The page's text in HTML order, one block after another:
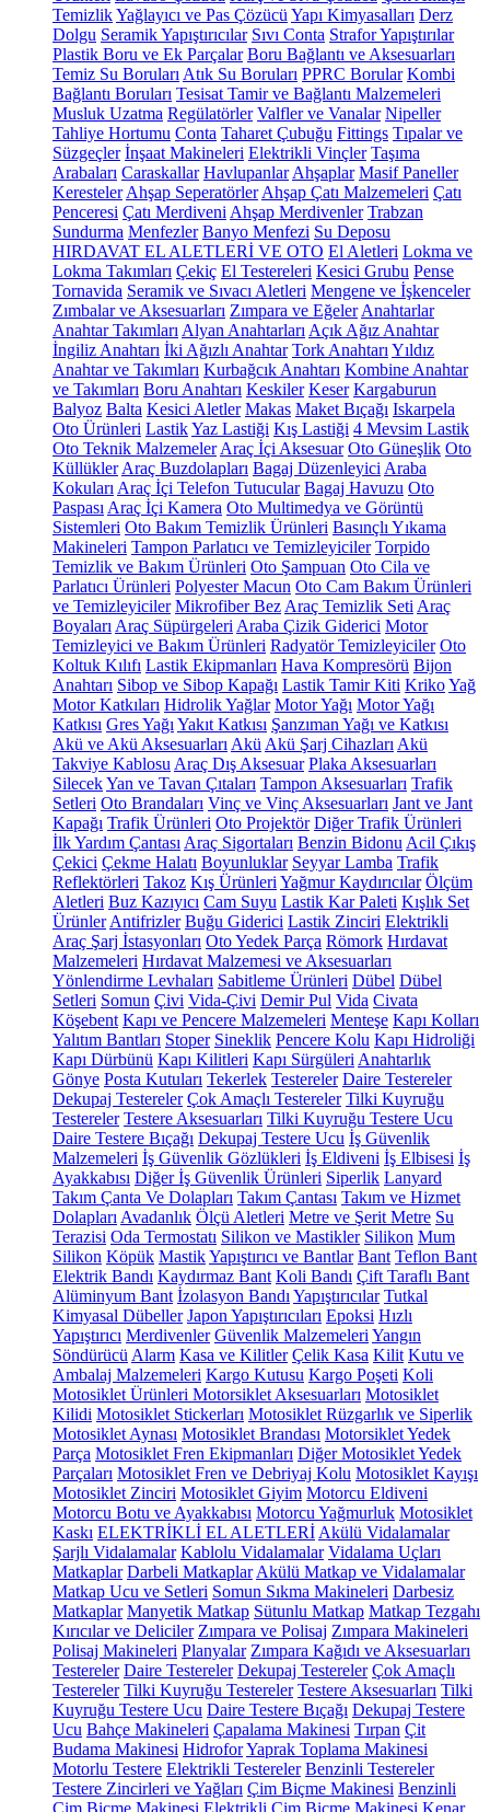
TemizlikYağlayıcı ve Pas Çözücü Yapı Kimyasalları Derz
Dolgu Seramik Yapıştırıcılar Sıvı Conta Strafor Yapıştırılar
Plastik Boru ve Ek Parçalar Boru Bağlantı ve Aksesuarları
Temiz Su Boruları Atık Su Boruları PPRC Borular Kombi
Bağlantı Boruları Tesisat Tamir ve Bağlantı Malzemeleri
Musluk Uzatma Regülatörler Valfler ve Vanalar Nipeller
Tahliye Hortumu Conta Taharet Çubuğu Fittings Tıpalar ve
Süzgeçler İnşaat Makineleri Elektrikli Vinçler Taşıma
Arabaları Caraskallar Havlupanlar Ahşaplar Masif Paneller
Keresteler Ahşap Seperatörler Ahşap Çatı Malzemeleri Çatı
Penceresi Çatı Merdiveni Ahşap Merdivenler Trabzan
Sundurma Menfezler Banyo Menfezi Su Deposu
HIRDAVAT EL ALETLERİ VE OTO El Aletleri Lokma ve
Lokma Takımları Çekiç El Testereleri Kesici Grubu Pense
Tornavida Seramik ve Sıvacı Aletleri Mengene ve İşkenceler
Zımbalar ve Aksesuarları Zımpara ve Eğeler Anahtarlar
Anahtar Takımları Alyan Anahtarları Açık Ağız Anahtar
İngiliz Anahtarı İki Ağızlı Anahtar Tork Anahtarı Yıldız
Anahtar ve Takımları Kurbağcık Anahtarı Kombine Anahtar
ve Takımları Boru Anahtarı Keskiler Keser Kargaburun
Balyoz Balta Kesici Aletler Makas Maket Bıçağı Iskarpela
Oto Ürünleri LastikYaz Lastiği Kış Lastiği 4 Mevsim Lastik
Oto Teknik Malzemeler Araç İçi Aksesuar Oto Güneşlik Oto
Küllükler Araç Buzdolapları Bagaj Düzenleyici Araba
Kokuları Araç İçi Telefon Tutucular Bagaj Havuzu Oto
Paspası Araç İçi Kamera Oto Multimedya ve Görüntü
Sistemleri Oto Bakım Temizlik Ürünleri Basınçlı Yıkama
Makineleri Tampon Parlatıcı ve Temizleyiciler Torpido
Temizlik ve Bakım Ürünleri Oto Şampuan Oto Cila ve
Parlatıcı Ürünleri Polyester Macun Oto Cam Bakım Ürünleri
ve Temizleyiciler Mikrofiber Bez Araç Temizlik Seti Araç
Boyaları Araç Süpürgeleri Araba Çizik Giderici Motor
Temizleyici ve Bakım Ürünleri Radyatör Temizleyiciler Oto
Koltuk Kılıfı Lastik Ekipmanları Hava Kompresörü Bijon
Anahtarı Sibop ve Sibop Kapağı Lastik Tamir Kiti KrikoYağ
Motor Katkıları Hidrolik Yağlar Motor Yağı Motor Yağı
Katkısı Gres Yağı Yakıt Katkısı Şanzıman Yağı ve Katkısı
Akü ve Akü Aksesuarları Akü Akü Şarj Cihazları Akü
Takviye Kablosu Araç Dış Aksesuar Plaka Aksesuarları
SilecekYan ve Tavan Çıtaları Tampon Aksesuarları Trafik
Setleri Oto Brandaları Vinç ve Vinç Aksesuarları Jant ve Jant
Kapağı Trafik Ürünleri Oto Projektör Diğer Trafik Ürünleri
İlk Yardım Çantası Araç Sigortaları Benzin Bidonu Acil Çıkış
Çekici Çekme Halatı Boyunluklar Seyyar Lamba Trafik
Reflektörleri Takoz Kış Ürünleri Yağmur Kaydırıcılar Ölçüm
Aletleri Buz Kazıyıcı Cam Suyu Lastik Kar Paleti Kışlık Set
Ürünler Antifrizler Buğu Giderici Lastik Zinciri Elektrikli
Araç Şarj İstasyonları Oto Yedek Parça Römork Hırdavat
Malzemeleri Hırdavat Malzemesi ve Aksesuarları
Yönlendirme Levhaları Sabitleme Ürünleri Dübel Dübel
Setleri Somun Çivi Vida-Çivi Demir Pul Vida Civata
Köşebent Kapı ve Pencere Malzemeleri Menteşe Kapı Kolları
Yalıtım Bantları Stoper Sineklik Pencere Kolu Kapı Hidroliği
Kapı Dürbünü Kapı Kilitleri Kapı Sürgüleri Anahtarlık
Gönye Posta Kutuları Tekerlek Testereler Daire Testereler
Dekupaj Testereler Çok Amaçlı Testereler Tilki Kuyruğu
Testereler Testere Aksesuarları Tilki Kuyruğu Testere Ucu
Daire Testere Bıçağı Dekupaj Testere Ucu İş Güvenlik
Malzemeleri İş Güvenlik Gözlükleri İş Eldiveni İş Elbisesi İş
Ayakkabısı Diğer İş Güvenlik Ürünleri Siperlik Lanyard
Takım Çanta Ve Dolapları Takım Çantası Takım ve Hizmet
Dolapları Avadanlık Ölçü Aletleri Metre ve Şerit Metre Su
Terazisi Oda Termostatı Silikon ve Mastikler Silikon Mum
Silikon Köpük MastikYapıştırıcı ve Bantlar Bant Teflon Bant
Elektrik Bandı Kaydırmaz Bant Koli Bandı Çift Taraflı Bant
Alüminyum Bant İzolasyon Bandı Yapıştırıcılar Tutkal
Kimyasal Dübeller Japon Yapıştırıcıları Epoksi Hızlı
Yapıştırıcı Merdivenler Güvenlik Malzemeleri Yangın
Söndürücü Alarm Kasa ve Kilitler Çelik Kasa Kilit Kutu ve
Ambalaj Malzemeleri Kargo Kutusu Kargo Poşeti Koli
Motosiklet Ürünleri Motorsiklet Aksesuarları Motosiklet
Kilidi Motosiklet Stickerları Motosiklet Rüzgarlık ve Siperlik
Motosiklet Aynası Motosiklet Brandası Motorsiklet Yedek
Parça Motosiklet Fren Ekipmanları Diğer Motosiklet Yedek
Parçaları Motosiklet Fren ve Debriyaj Kolu Motosiklet Kayışı
Motosiklet Zinciri Motosiklet Giyim Motorcu Eldiveni
Motorcu Botu ve Ayakkabısı Motorcu Yağmurluk Motosiklet
Kaskı ELEKTRİKLİ EL ALETLERİ Akülü Vidalamalar
Şarjlı Vidalamalar Kablolu Vidalamalar Vidalama Uçları
Matkaplar Darbeli Matkaplar Akülü Matkap ve Vidalamalar
Matkap Ucu ve Setleri Somun Sıkma Makineleri Darbesiz
Matkaplar Manyetik Matkap Sütunlu Matkap Matkap Tezgahı
Kırıcılar ve Deliciler Zımpara ve Polisaj Zımpara Makineleri
Polisaj Makineleri Planyalar Zımpara Kağıdı ve Aksesuarları
Testereler Daire Testereler Dekupaj Testereler Çok Amaçlı
Testereler Tilki Kuyruğu Testereler Testere Aksesuarları Tilki
Kuyruğu Testere Ucu Daire Testere Bıçağı Dekupaj Testere
Ucu Bahçe Makineleri Çapalama Makinesi Tırpan Çit
Budama Makinesi HidroforYaprak Toplama Makinesi
Motorlu Testere Elektrikli Testereler Benzinli Testereler
Testere Zincirleri ve Yağları Çim Biçme Makinesi Benzinli
Çim Biçme Makinesi Elektrikli Çim Biçme Makinesi Kenar